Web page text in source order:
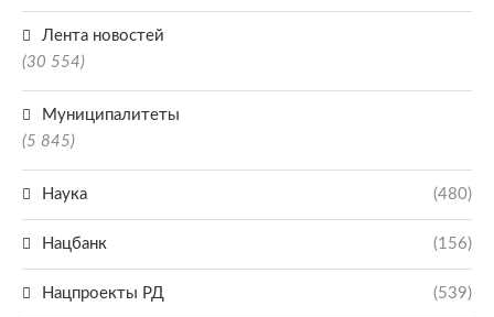
Лента новостей
(30 554)
Муниципалитеты
(5 845)
Наука (480)
Нацбанк (156)
Нацпроекты РД (539)